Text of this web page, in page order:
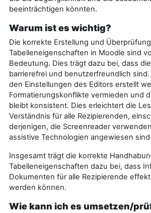
beeinträchtigen könnten.
Warum ist es wichtig?
Die korrekte Erstellung und
Tabelleneigenschaften in Moodle sind
Bedeutung. Dies trägt dazu bei, dass
barrierefrei und benutzerfreundlich sind.
den Einstellungen des Editors erstellt
Formatierungskonflikte vermieden und
bleibt konsistent. Dies erleichtert die
Verständnis für alle Rezipierenden,
derjenigen, die Screenreader
assistive Technologien angewiesen sind.
Insgesamt trägt die korrekte
Tabelleneigenschaften dazu bei, dass
Dokumenten für alle Rezipierende
werden können.
Wie kann ich es umsetzen/